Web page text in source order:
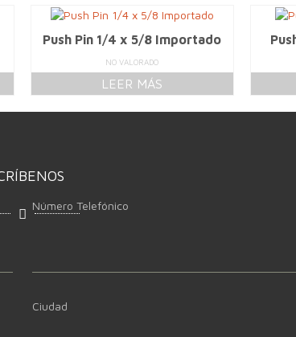
Push Pin 1/4 x 5/8 Importado
NO VALORADO
LEER MÁS
Número Telefónico
Ciudad